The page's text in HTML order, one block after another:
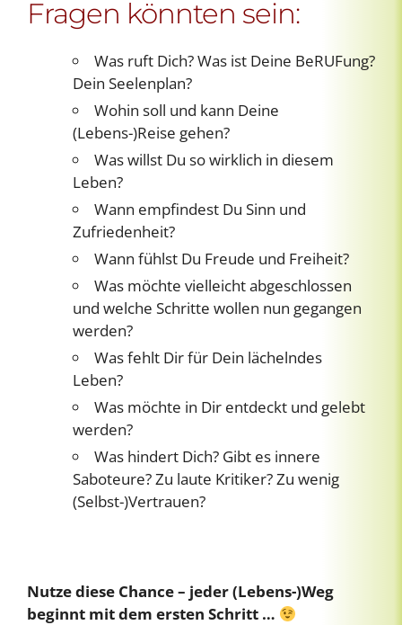
Fragen könnten sein:
Was ruft Dich? Was ist Deine BeRUFung?
Dein Seelenplan?
Wohin soll und kann Deine
(Lebens-)Reise gehen?
Was willst Du so wirklich in diesem
Leben?
Wann empfindest Du Sinn und
Zufriedenheit?
Wann fühlst Du Freude und Freiheit?
Was möchte vielleicht abgeschlossen
und welche Schritte wollen nun gegangen
werden?
Was fehlt Dir für Dein lächelndes
Leben?
Was möchte in Dir entdeckt und gelebt
werden?
Was hindert Dich? Gibt es innere
Saboteure? Zu laute Kritiker? Zu wenig
(Selbst-)Vertrauen?
Nutze diese Chance – jeder (Lebens-)Weg
beginnt mit dem ersten Schritt …